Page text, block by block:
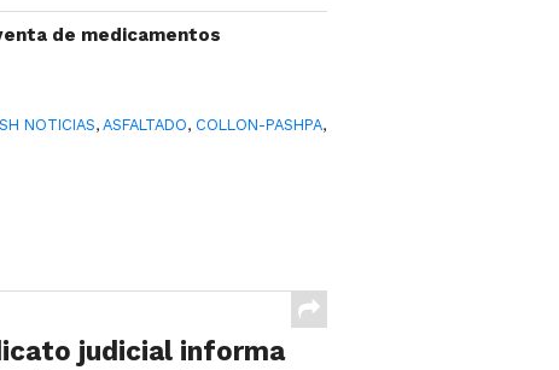
de medicamentos
NOTICIAS,ASFALTADO, COLLON-PASHPA,
judicial informa